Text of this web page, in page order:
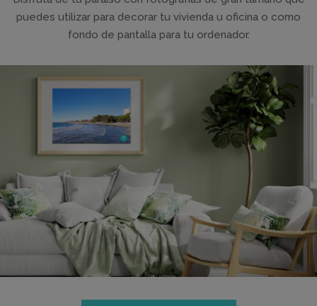
puedes utilizar para decorar tu vivienda u oficina o como
fondo de pantalla para tu ordenador.